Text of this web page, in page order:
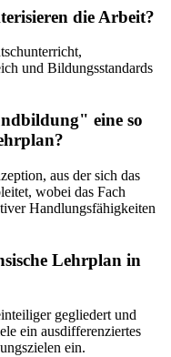
die Arbeit?
und Bildungsstandards
eine so
aus der sich das
wobei das Fach
Handlungsfähigkeiten
Lehrplan in
gegliedert und
ein ausdifferenziertes
ein.